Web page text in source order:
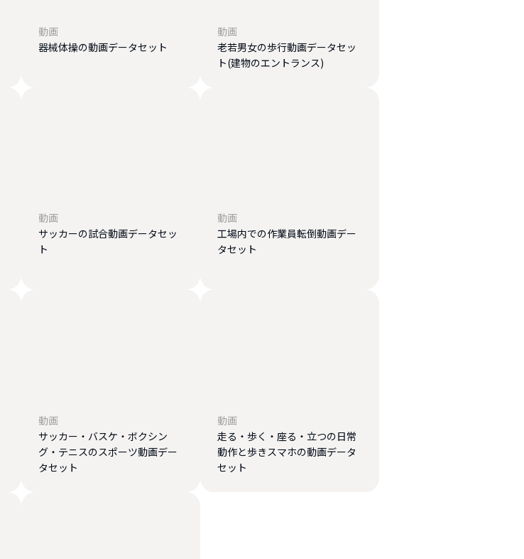
動画
器械体操の動画データセット
動画
老若男女の歩行動画データセッ
ト(建物のエントランス)
動画
サッカーの試合動画データセッ
ト
動画
工場内での作業員転倒動画デー
タセット
動画
サッカー・バスケ・ボクシン
グ・テニスのスポーツ動画デー
タセット
動画
走る・歩く・座る・立つの日常
動作と歩きスマホの動画データ
セット